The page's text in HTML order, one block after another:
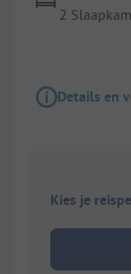
2
Details en
Kies je